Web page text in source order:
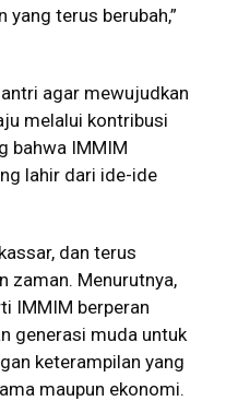
terus berubah,”
agar mewujudkan
melalui kontribusi
bahwa IMMIM
lahir dari ide-ide
dan terus
zaman. Menurutnya,
IMMIM berperan
generasi muda untuk
keterampilan yang
maupun ekonomi.